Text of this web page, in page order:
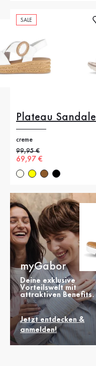
SALE
Plateau Sandale
creme
Alter Preis
99,95 €
Neuer Preis
69,97 €
myGabor
Deine exklusive
Vorteilswelt mit
attraktiven Benefits.
Jetzt entdecken &
anmelden!